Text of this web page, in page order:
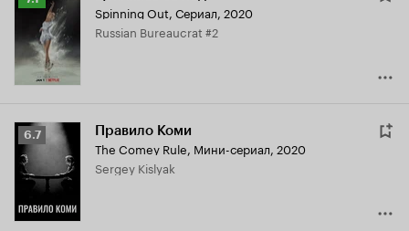
Кинопоиска Spinning Out, Сериал, 2020
Russian Bureaucrat #2
Рейтинг
Кинопоиска
6.7
6.7 Правило Коми
The Comey Rule, Мини-сериал, 2020
Sergey Kislyak